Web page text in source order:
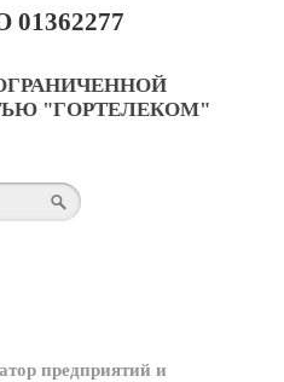
"ГОРТЕЛЕКОМ"
предприятий и